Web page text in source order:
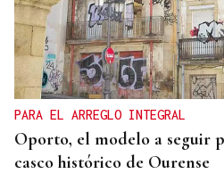
PARA EL ARREGLO INTEGRAL
Oporto, el modelo a seguir
casco histórico de Ourense